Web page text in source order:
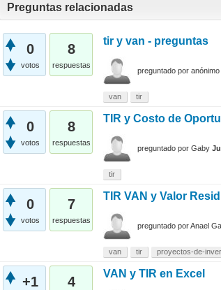
Preguntas relacionadas
0
votos
8
respuestas
tir y van - preguntas
preguntado por anónimo
van tir
0
votos
8
respuestas
TIR y Costo de
preguntado por Gaby
tir
0
votos
7
respuestas
TIR VAN y Valor
preguntado porAnael
van tir proyectos-de-
+1 4
VAN y TIR en Excel